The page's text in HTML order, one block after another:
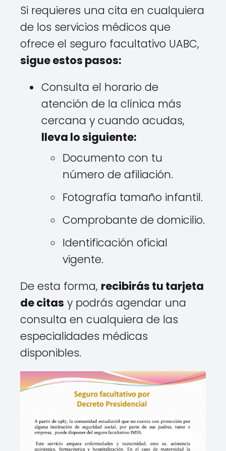
Si requieres una cita en cualquiera
de los servicios médicos que
ofrece el seguro facultativo UABC,
sigue estos pasos:
Consulta el horario de
atención de la clínica más
cercana y cuando acudas,
lleva lo siguiente:
Documento con tu
número de afiliación.
Fotografía tamaño infantil.
Comprobante de domicilio.
Identificación oficial
vigente.
De esta forma, recibirás tu tarjeta
de citas y podrás agendar una
consulta en cualquiera de las
especialidades médicas
disponibles.